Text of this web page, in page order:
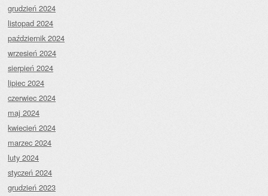
grudzień 2024
listopad 2024
październik 2024
wrzesień 2024
sierpień 2024
lipiec 2024
czerwiec 2024
maj 2024
kwiecień 2024
marzec 2024
luty 2024
styczeń 2024
grudzień 2023